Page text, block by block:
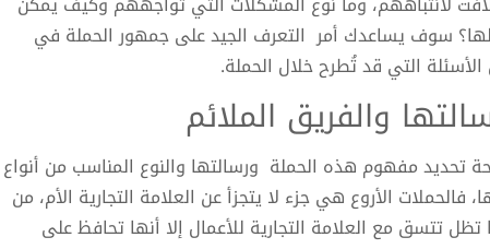
سوف يساعدك أمر التعرف الجيد على جمهور الحملة في
التي قد تُطرح خلال الحملة.
تحديد مفهوم هذه الحملة ورسالتها والنوع المناسب من أنواع
فالحملات الأروع هي جزء لا يتجزأ عن العلامة التجارية الأم، من
تظل تتسق مع العلامة التجارية للأعمال إلا أنها تحافظ على